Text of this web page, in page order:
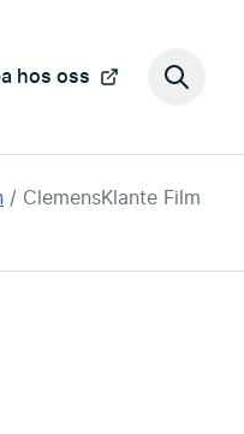
hos oss
Sök
ClemensKlante Film